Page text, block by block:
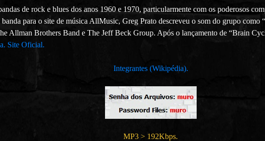
de rock e blues dos anos 1960 e 1970, particularmente com os poderosos
para o site de música AllMusic, Greg Prato descreveu o som do grupo como
Allman Brothers Band e The Jeff Beck Group. Após o lançamento de “Brain
Site Oficial.
Integrantes (Wikipédia).
MP3 > 192Kbps.